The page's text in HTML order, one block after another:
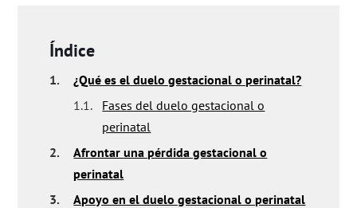
Índice
1.
¿Qué es el duelo gestacional o perinatal?
1.1.
Fases del duelo gestacional o
perinatal
2.
Afrontar una pérdida gestacional o
perinatal
3.
Apoyo en el duelo gestacional o perinatal